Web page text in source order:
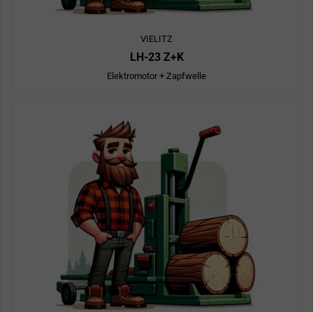
VIELITZ
LH-23 Z+K
Elektromotor + Zapfwelle